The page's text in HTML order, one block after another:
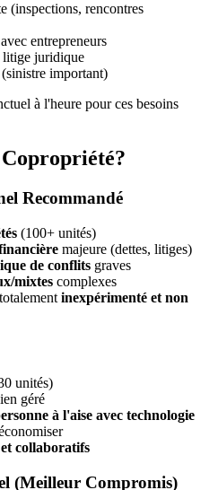
(inspections, rencontres
entrepreneurs
litige juridique
important)
à l'heure pour ces besoins
Recommandé
(100+ unités)
majeure (dettes, litiges)
de conflits graves
mixtes complexes
inexpérimenté et non
unités)
géré
à l'aise avec technologie
et collaboratifs
(Meilleur Compromis)